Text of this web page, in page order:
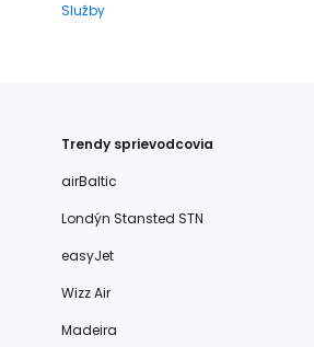
Služby
Trendy sprievodcovia
airBaltic
Londýn Stansted STN
easyJet
Wizz Air
Madeira